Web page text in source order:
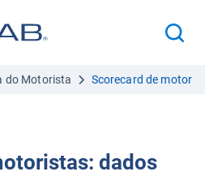
do Motorista Scorecard de
dados